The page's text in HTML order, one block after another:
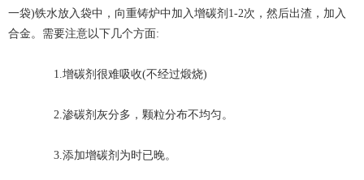
一袋)铁水放入袋中，向重铸炉中加入增碳剂1-2次，然后出渣，加入
合金。需要注意以下几个方面:
1.增碳剂很难吸收(不经过煅烧)
2.渗碳剂灰分多，颗粒分布不均匀。
3.添加增碳剂为时已晚。